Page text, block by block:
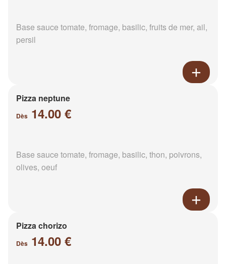
Base sauce tomate, fromage, basilic, fruits de mer, ail,
persil
Pizza neptune
Dès 14.00 €
Base sauce tomate, fromage, basilic, thon, poivrons,
olives, oeuf
Pizza chorizo
Dès 14.00 €